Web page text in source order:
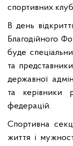
спортивних
В день
Благодійного
буде
та
державної
та керівники
федерацій.
Спортивна
життя і